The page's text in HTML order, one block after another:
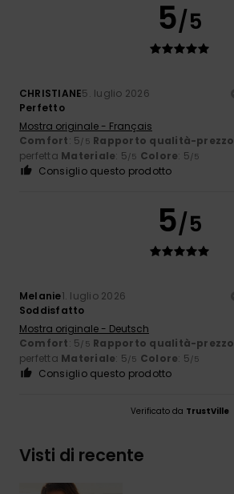
5/5
CHRISTIANE5. luglio 2026
Perfetto
Mostra originale - Français
Comfort: 5/5 Rapporto qualità-prezzo
perfetta Materiale: 5/5 Colore: 5/5
Consiglio questo prodotto
5/5
Melanie1. luglio 2026
Soddisfatto
Mostra originale - Deutsch
Comfort: 5/5 Rapporto qualità-prezzo
perfetta Materiale: 5/5 Colore: 5/5
Consiglio questo prodotto
Verificato da TrustVille
Visti di recente